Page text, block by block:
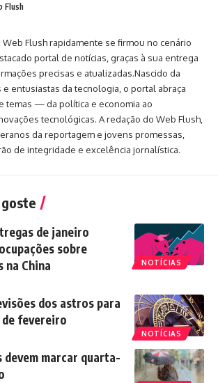
Flush
Web Flush rapidamente se firmou no cenário
portal de notícias, graças à sua entrega
precisas e atualizadas.Nascido da
entusiastas da tecnologia, o portal abraça
temas — da política e economia ao
tecnológicas. A redação do Web Flush,
da reportagem e jovens promessas,
de integridade e excelência jornalística.
NOTÍCIAS
de janeiro
sobre
na China
NOTÍCIAS
dos astros para
fevereiro
devem marcar quarta-